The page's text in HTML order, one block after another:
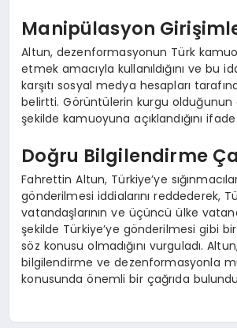
Manipülasyon
Altun, dezenformasyonun Türk
etmek amacıyla kullanıldığını ve bu
karşıtı sosyal medya hesapları
belirtti. Görüntülerin kurgu olduğunun
şekilde kamuoyuna açıklandığını
Doğru Bilgilendirme
Fahrettin Altun, Türkiye’ye
gönderilmesi iddialarını reddederek,
vatandaşlarının ve üçüncü ülke
şekilde Türkiye’ye gönderilmesi gibi
söz konusu olmadığını vurguladı.
bilgilendirme ve dezenformasyonla
konusunda önemli bir çağrıda